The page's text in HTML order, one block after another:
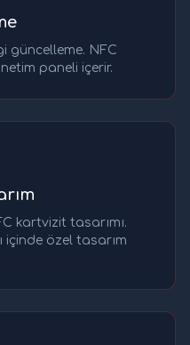
güncelleme. NFC
paneli içerir.
kartvizit tasarımı.
özel tasarım